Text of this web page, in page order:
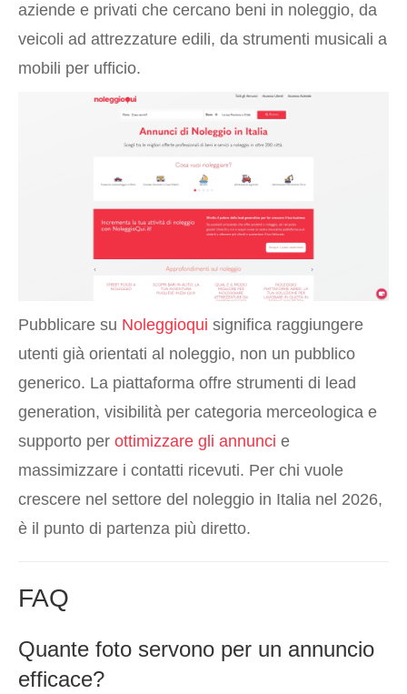
aziende e privati che cercano beni in noleggio, da
veicoli ad attrezzature edili, da strumenti musicali a
mobili per ufficio.
Pubblicare su Noleggioqui significa raggiungere
utenti già orientati al noleggio, non un pubblico
generico. La piattaforma offre strumenti di lead
generation, visibilità per categoria merceologica e
supporto per ottimizzare gli annunci e
massimizzare i contatti ricevuti. Per chi vuole
crescere nel settore del noleggio in Italia nel 2026,
è il punto di partenza più diretto.
FAQ
Quante foto servono per un annuncio
efficace?